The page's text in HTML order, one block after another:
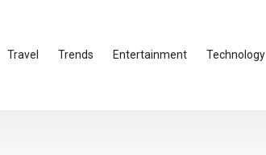
Travel Trends Entertainment Technology